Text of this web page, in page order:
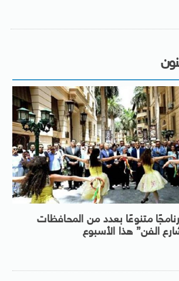
متنوعًا بعدد من المحافظات
الفن” هذا الأسبوع